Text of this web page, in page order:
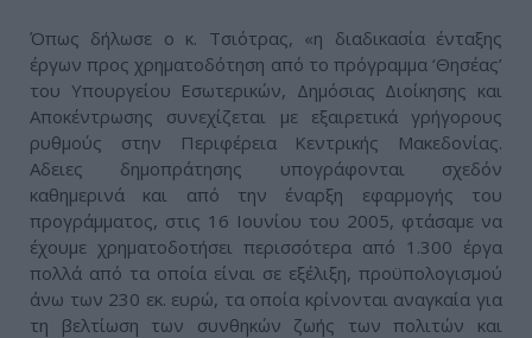
Όπως δήλωσε ο κ. Τσιότρας, «η διαδικασία ένταξης
έργων προς χρηματοδότηση από το πρόγραμμα ‘Θησέας’
του Υπουργείου Εσωτερικών, Δημόσιας Διοίκησης και
Αποκέντρωσης συνεχίζεται με εξαιρετικά γρήγορους
ρυθμούς στην Περιφέρεια Κεντρικής Μακεδονίας.
Αδειες δημοπράτησης υπογράφονται σχεδόν
καθημερινά και από την έναρξη εφαρμογής του
προγράμματος, στις 16 Ιουνίου του 2005, φτάσαμε να
έχουμε χρηματοδοτήσει περισσότερα από 1.300 έργα
πολλά από τα οποία είναι σε εξέλιξη, προϋπολογισμού
άνω των 230 εκ. ευρώ, τα οποία κρίνονται αναγκαία για
τη βελτίωση των συνθηκών ζωής των πολιτών και